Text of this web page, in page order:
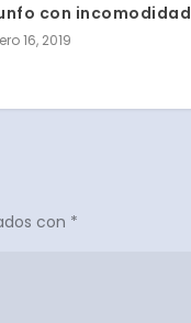
con incomodidad
16, 2019
con *